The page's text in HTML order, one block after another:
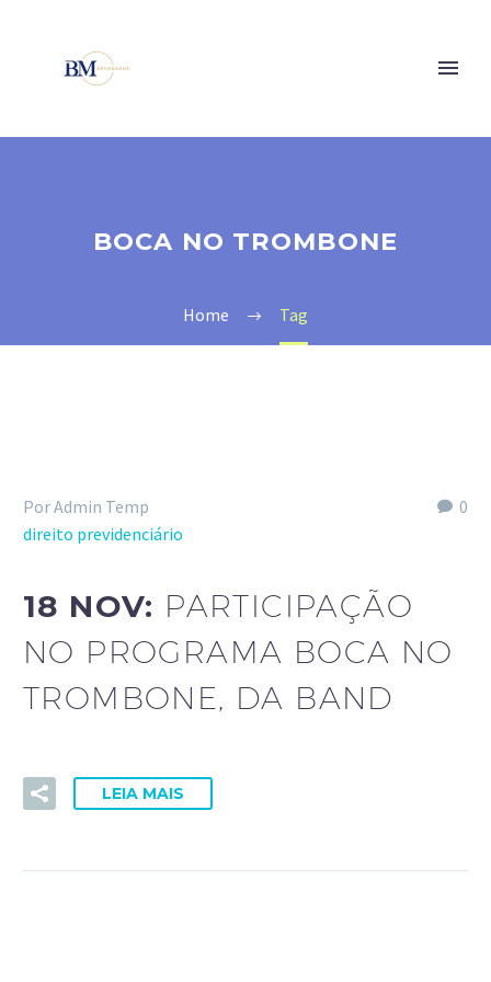
BOCA NO TROMBONE
Home Tag
0
Por Admin Temp
direito previdenciário
18 NOV: PARTICIPAÇÃO
NO PROGRAMA BOCA NO
TROMBONE, DA BAND
LEIA MAIS